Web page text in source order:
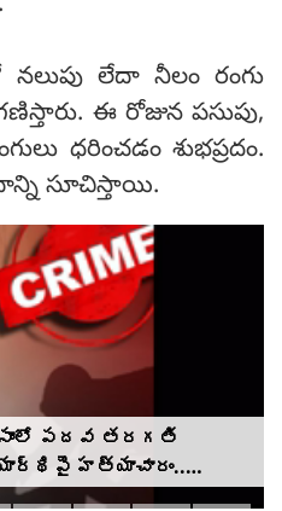
లేదా నీలం రంగు
ఈ రోజున పసుపు,
ధరించడం శుభప్రదం.
సూచిస్తాయి.
పదవ తరగతి
హత్యాచారం..
వెళ్లిన తల్లి..